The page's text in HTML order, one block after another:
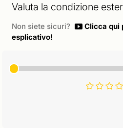
Valuta la condizione
Non siete sicuri?
Clicca qui
esplicativo!